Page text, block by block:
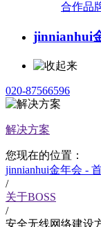
合作品
jinnianhui
020-87566596
解决方案
您现在的位置：
jinnianhui金年会 -
/
关于BOSS
/
安全无线网络建设